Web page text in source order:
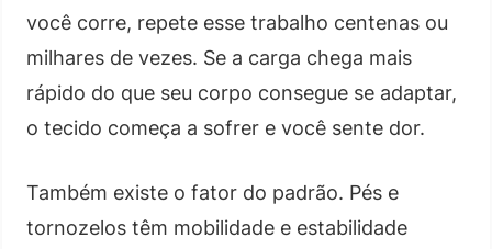
você corre, repete esse trabalho centenas ou
milhares de vezes. Se a carga chega mais
rápido do que seu corpo consegue se adaptar,
o tecido começa a sofrer e você sente dor.
Também existe o fator do padrão. Pés e
tornozelos têm mobilidade e estabilidade